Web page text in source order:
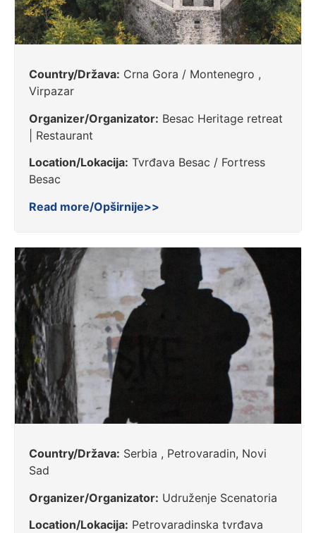
Country/Država: Crna Gora / Montenegro ,
Virpazar
Organizer/Organizator: Besac Heritage retreat
| Restaurant
Location/Lokacija: Tvrđava Besac / Fortress
Besac
Read more/Opširnije>>
Country/Država: Serbia , Petrovaradin, Novi
Sad
Organizer/Organizator: Udruženje Scenatoria
Location/Lokacija: Petrovaradinska tvrđava